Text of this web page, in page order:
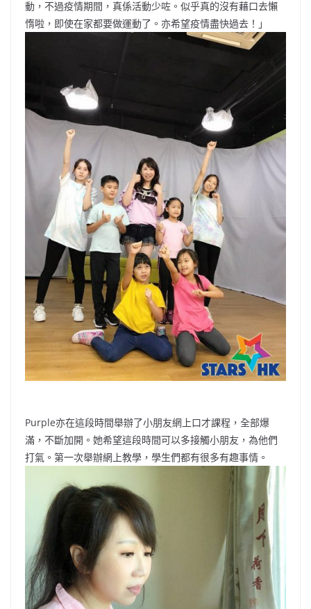
動，不過疫情期間，真係活動少咗。似乎真的沒有藉口去懶
惰啦，即使在家都要做運動了。亦希望疫情盡快過去！」
Purple亦在這段時間舉辦了小朋友網上口才課程，全部爆
滿，不斷加開。她希望這段時間可以多接觸小朋友，為他們
打氣。第一次舉辦網上教學，學生們都有很多有趣事情。